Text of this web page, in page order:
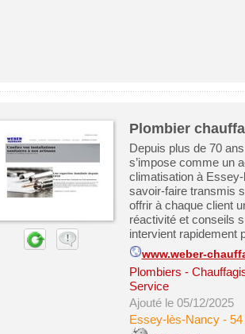
Plombier
Depuis plus de 70
s’impose comme un
climatisation à
savoir-faire transmis
offrir à chaque client
réactivité et conseils
intervient rapidement
www.weber-
Plombiers -
Service
Ajouté le 05/12/2025
Essey-lès-Nancy-